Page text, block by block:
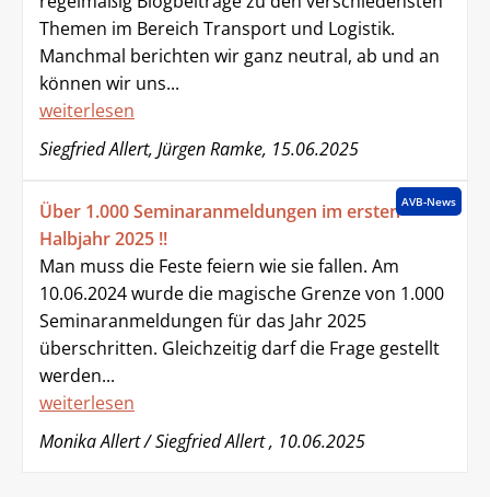
Themen im Bereich Transport und Logistik.
Manchmal berichten wir ganz neutral, ab und an
können wir uns...
weiterlesen
Siegfried Allert, Jürgen Ramke, 15.06.2025
AVB-News
Über 1.000 Seminaranmeldungen im ersten
Halbjahr 2025 !!
Man muss die Feste feiern wie sie fallen. Am
10.06.2024 wurde die magische Grenze von 1.000
Seminaranmeldungen für das Jahr 2025
überschritten. Gleichzeitig darf die Frage gestellt
werden...
weiterlesen
Monika Allert / Siegfried Allert , 10.06.2025